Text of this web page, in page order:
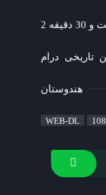
دقیقه
تاریخی درام
هندوستان
WEB-DL